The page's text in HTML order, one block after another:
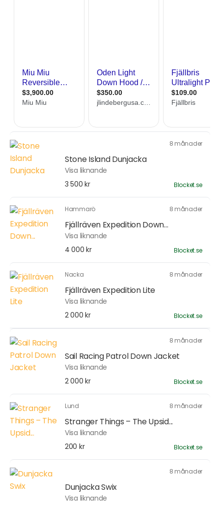
8 månader
Stone Island Dunjacka
Visa liknande
3 500 kr
Blocket.se
Hammarö 8 månader
Fjällräven Expedition Down...
Visa liknande
4 000 kr
Blocket.se
Nacka 8 månader
Fjällräven Expedition Lite
Visa liknande
2 000 kr
Blocket.se
8 månader
Sail Racing Patrol Down Jacket
Visa liknande
2 000 kr
Blocket.se
Lund 8 månader
Stranger Things – The Upsid...
Visa liknande
200 kr
Blocket.se
8 månader
Dunjacka Swix
Visa liknande